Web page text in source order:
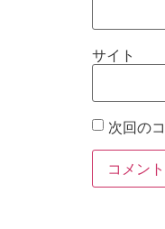
サイト
次回の